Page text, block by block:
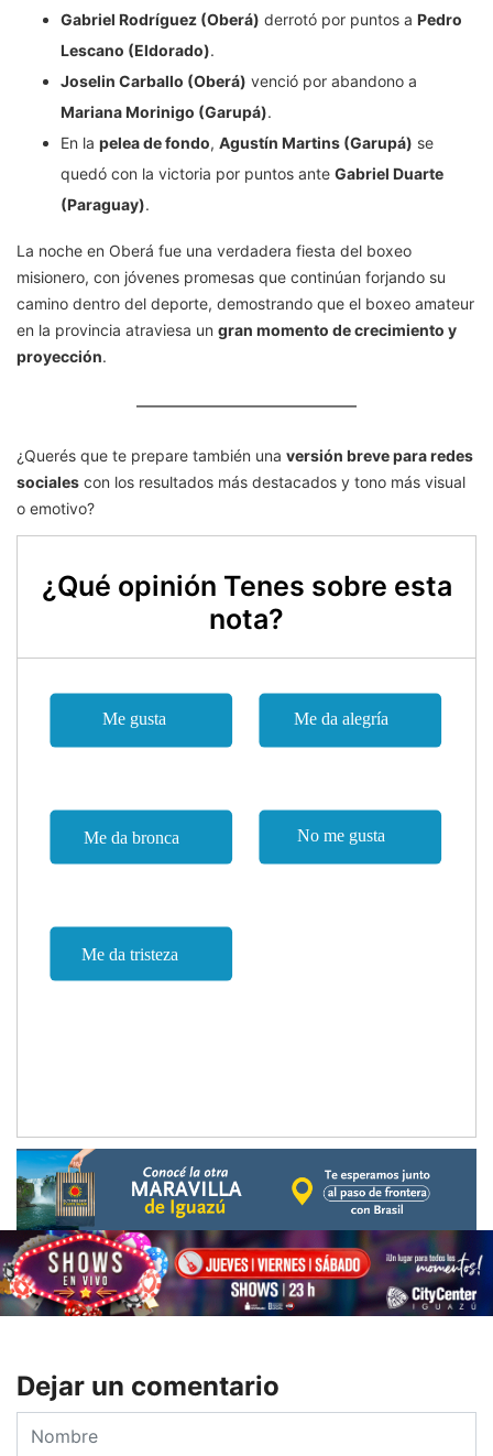
Gabriel Rodríguez (Oberá) derrotó por puntos a Pedro
Lescano (Eldorado).
Joselin Carballo (Oberá) venció por abandono a
Mariana Morinigo (Garupá).
En la pelea de fondo, Agustín Martins (Garupá) se
quedó con la victoria por puntos ante Gabriel Duarte
(Paraguay).
La noche en Oberá fue una verdadera fiesta del boxeo
misionero, con jóvenes promesas que continúan forjando su
camino dentro del deporte, demostrando que el boxeo amateur
en la provincia atraviesa un gran momento de crecimiento y
proyección.
¿Querés que te prepare también una versión breve para redes
sociales con los resultados más destacados y tono más visual
o emotivo?
¿Qué opinión Tenes sobre esta
nota?
Dejar un comentario